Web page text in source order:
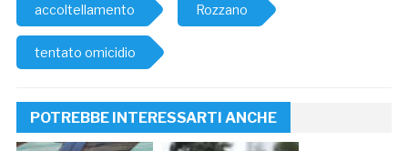
accoltellamento Rozzano
tentato omicidio
POTREBBE INTERESSARTI ANCHE